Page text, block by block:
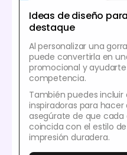
Ideas de diseño
destaque
Al personalizar una
puede convertirla en
promocional y
competencia.
También puedes incluir
inspiradoras para hacer
asegúrate de que
coincida con el estilo
impresión duradera.